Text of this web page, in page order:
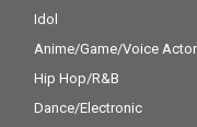
Idol
Anime/Game/Voice Actor
Hip Hop/R&B
Dance/Electronic